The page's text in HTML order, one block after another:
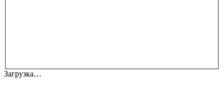
Загрузка…